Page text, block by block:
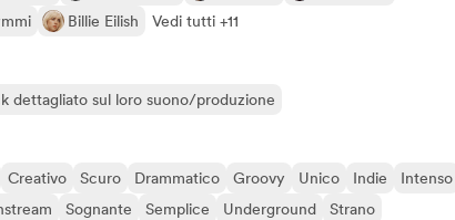
Billie Eilish Vedi tutti +11
dettagliato sul loro suono/produzione
Creativo Scuro Drammatico Groovy Unico Indie
Intenso
Sognante Semplice Underground Strano